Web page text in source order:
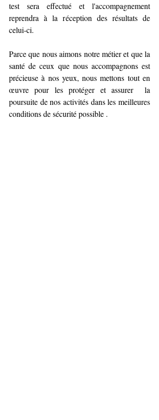
test sera effectué et l'accompagnement
reprendra à la réception des résultats de
celui-ci.
Parce que nous aimons notre métier et que la
santé de ceux que nous accompagnons est
précieuse à nos yeux, nous mettons tout en
œuvre pour les protéger et assurer  la
poursuite de nos activités dans les meilleures
conditions de sécurité possible .